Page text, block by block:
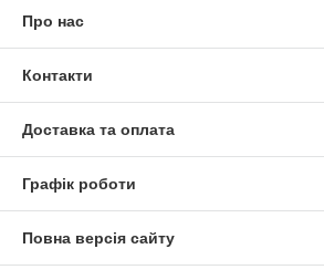
Про нас
Контакти
Доставка та оплата
Графік роботи
Повна версія сайту